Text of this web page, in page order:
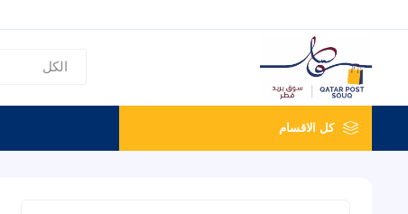
كل الاقسام